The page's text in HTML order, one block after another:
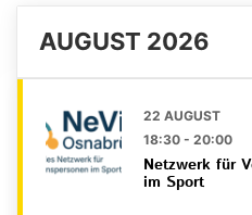
AUGUST 2026
22 AUGUST
18:30 - 20:00
Netzwerk für
im Sport